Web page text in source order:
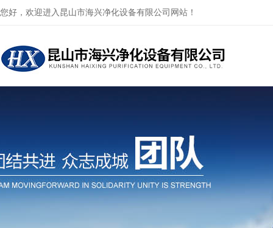
您好，欢迎进入昆山市海兴净化设备有限公司网站！